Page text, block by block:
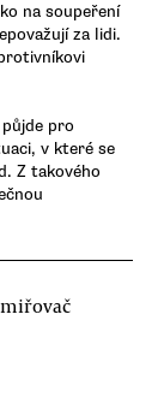
na soupeření
za lidi.
pro
v které se
Z takového